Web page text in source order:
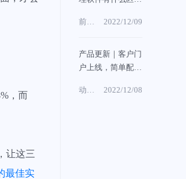
，而
让这三
最佳实
前沿
2022/12/09
产品更新｜客户门
户上线，简单配置
方
动态
2022/12/08